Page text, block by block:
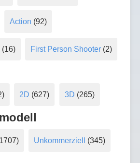
Action (92)
(16) First Person Shooter (2)
2D (627) 3D (265)
Unkommerziell (345)